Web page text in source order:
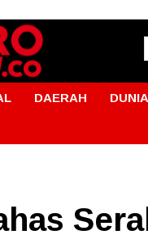
DAERAH DUNIA